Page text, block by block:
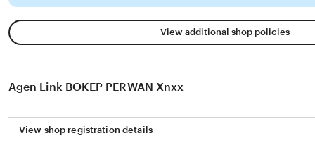
View additional shop policies
Agen Link BOKEP PERWAN Xnxx
View shop registration details